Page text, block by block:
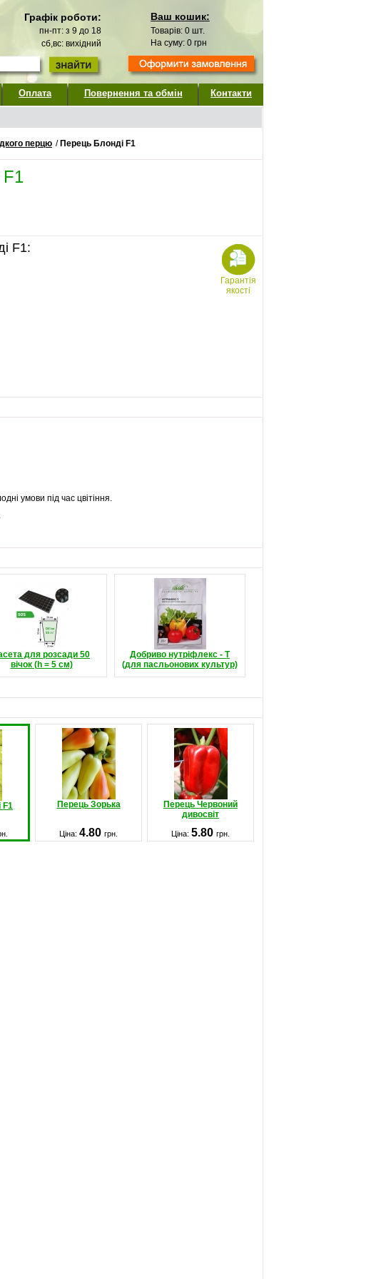
Графік роботи:
пн-пт: з 9 до 18
сб,вс: вихідний
Ваш кошик:
Товарів: 0 шт.
На суму: 0 грн
Оплата Повернення та обмін Контакти
перцю / Перець Блонді F1
F1
F1:
Гарантія
якості
умови під час цвітіння.
для розсади 50
вічок (h = 5 см)
Добриво нутріфлекс - Т
(для пасльонових культур)
F1 Перець Зорька
Перець Червоний
дивосвіт
Ціна: 4.80 грн. Ціна: 5.80 грн.